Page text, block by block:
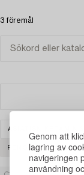
Genom att
lagring av
navigeringen
användning
3 föremål
ASIATISK KERAMIK
RENSA ALLA